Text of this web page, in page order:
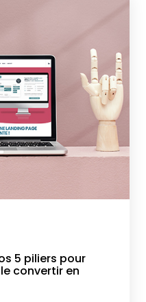
5 piliers pour
convertir en